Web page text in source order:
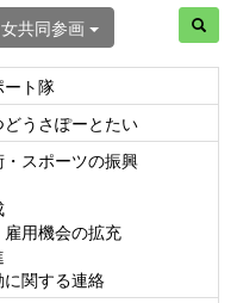
共同参画
ト隊
うさぽーとたい
スポーツの振興
用機会の拡充
関する連絡